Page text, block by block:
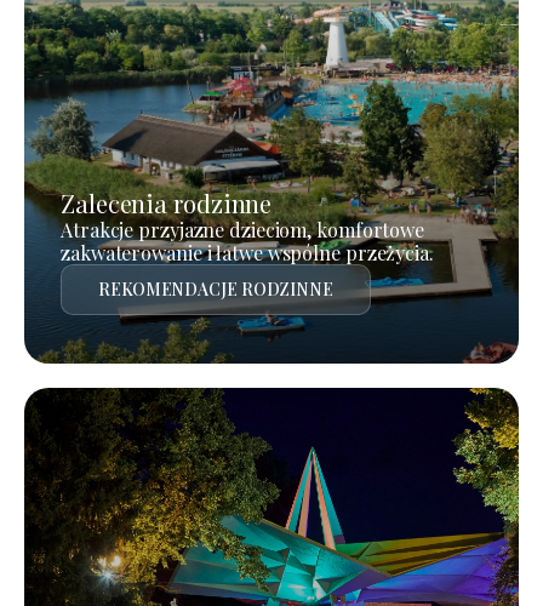
Zalecenia rodzinne
Atrakcje przyjazne dzieciom, komfortowe
zakwaterowanie i łatwe wspólne przeżycia.
REKOMENDACJE RODZINNE